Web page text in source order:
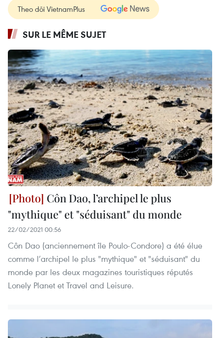
Theo dõi VietnamPlus
SUR LE MÊME SUJET
Côn Dao, l’archipel le plus
"mythique" et "séduisant" du monde
22/02/2021 00:56
Côn Dao (anciennement île Poulo-Condore) a été élue
comme l’archipel le plus "mythique" et "séduisant" du
monde par les deux magazines touristiques réputés
Lonely Planet et Travel and Leisure.